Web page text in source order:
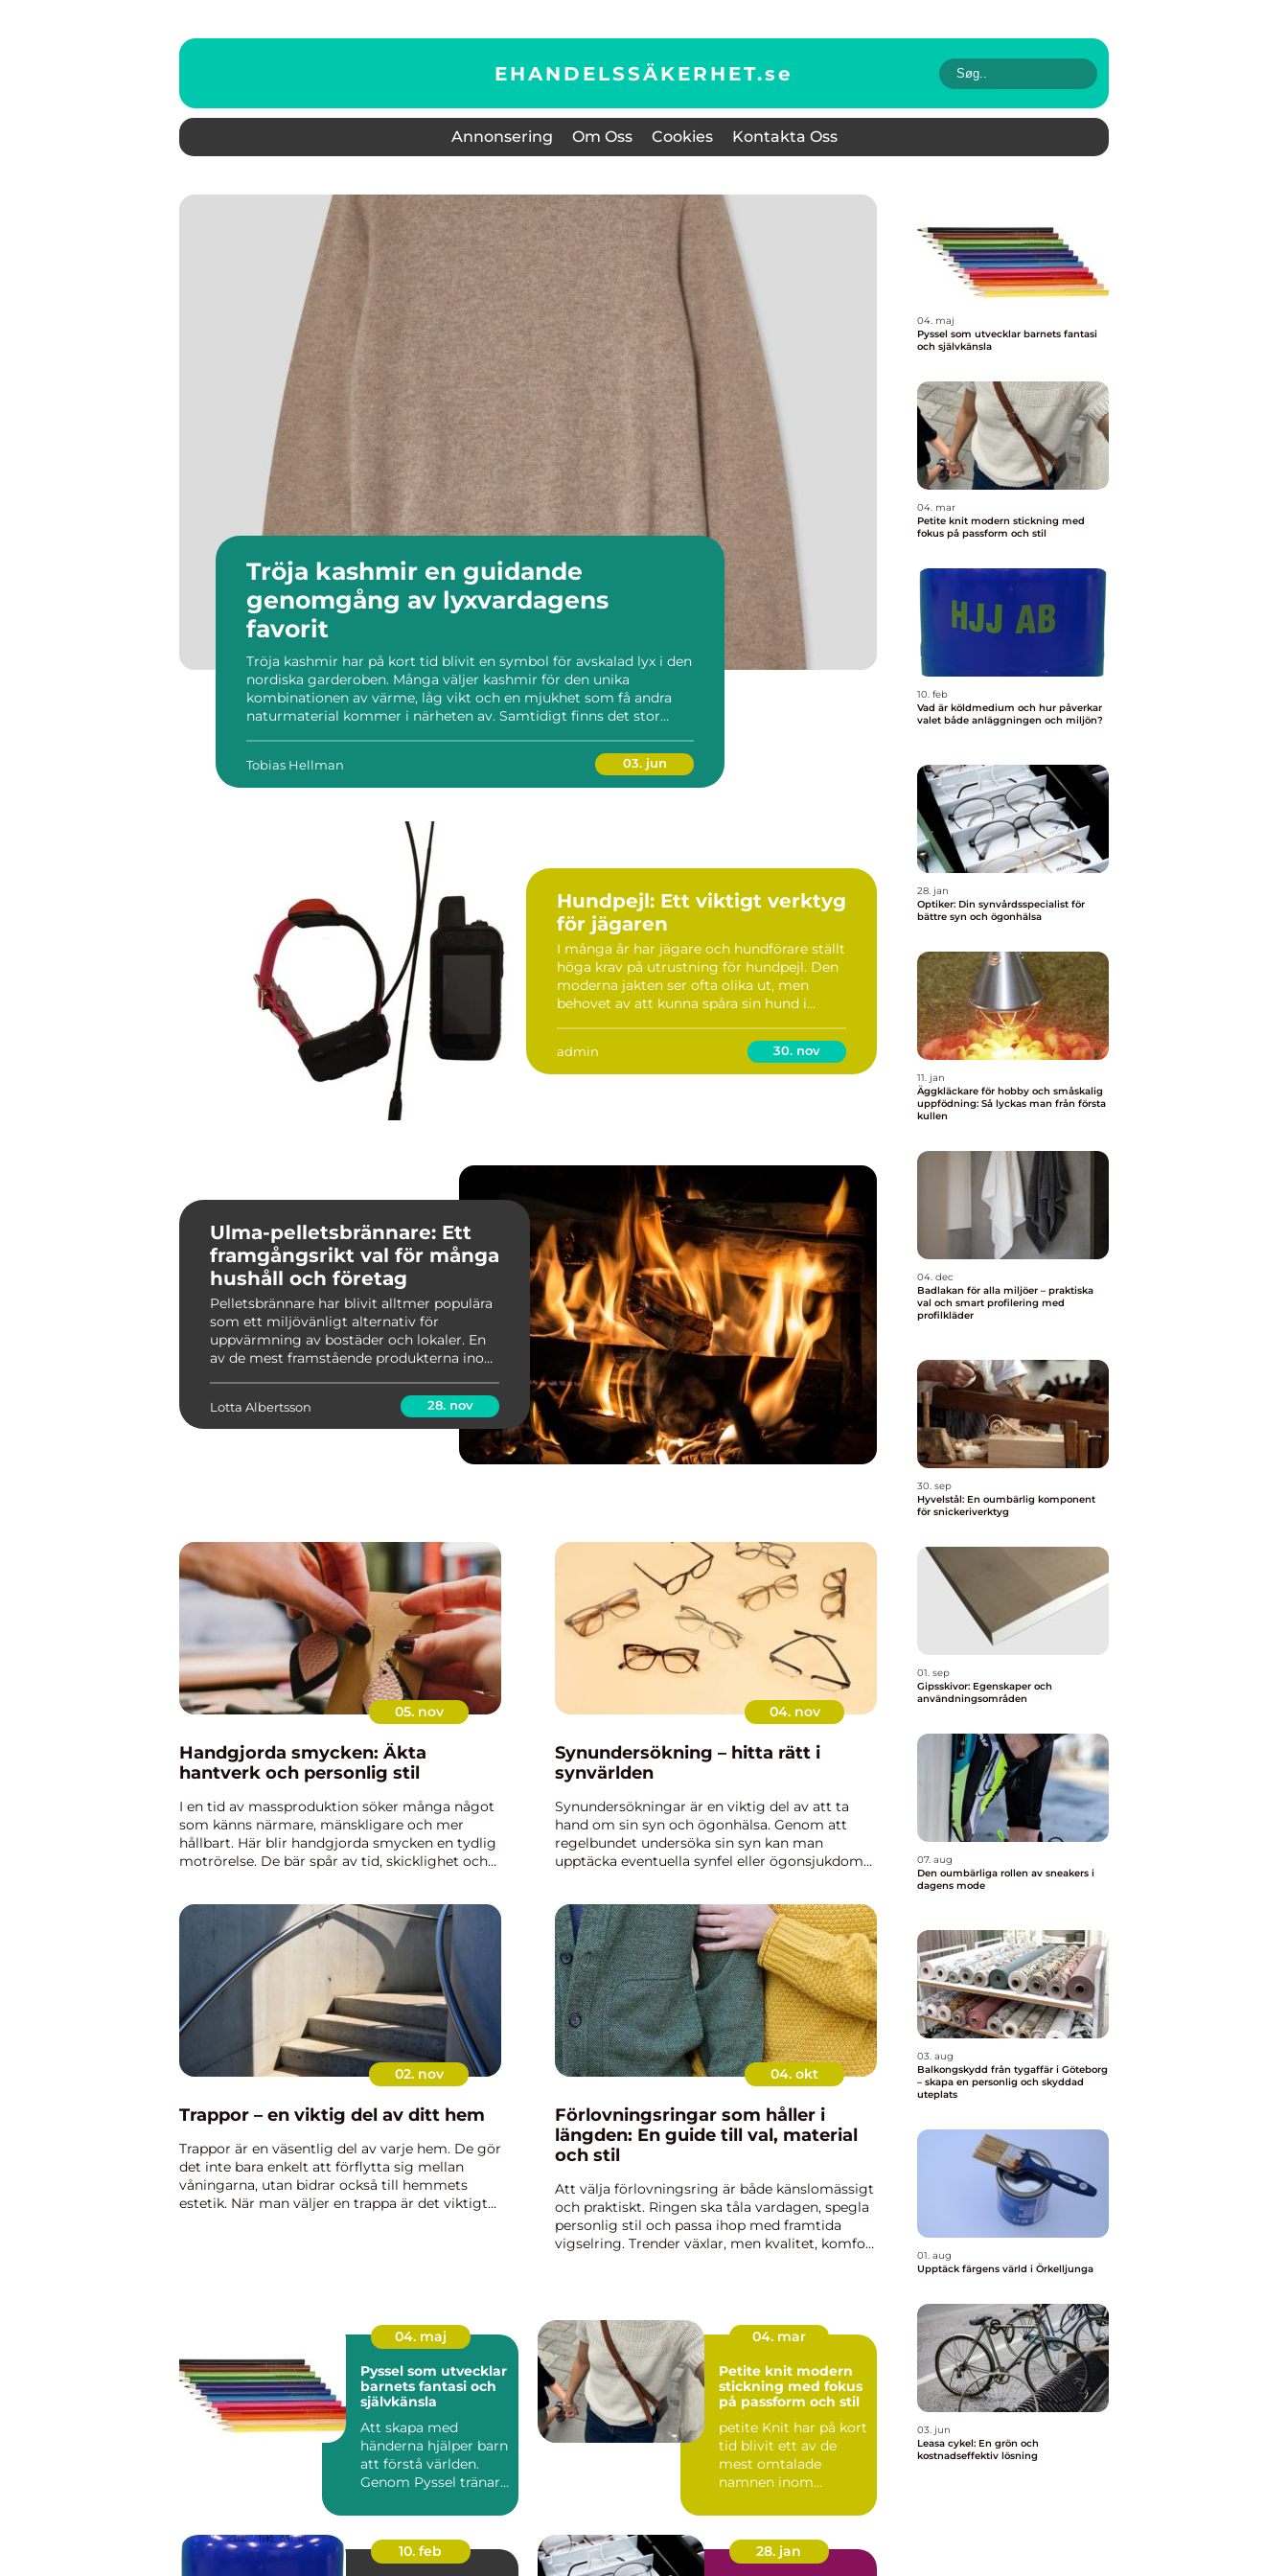
EHANDELSSÄKERHET.se
Annonsering Om Oss Cookies Kontakta Oss
Tröja kashmir en guidande
genomgång av lyxvardagens
favorit
Tröja kashmir har på kort tid blivit en symbol för avskalad lyx i den
nordiska garderoben. Många väljer kashmir för den unika
kombinationen av värme, låg vikt och en mjukhet som få andra
naturmaterial kommer i närheten av. Samtidigt finns det stor
Tobias Hellman 03. jun
Hundpejl: Ett viktigt verktyg
för jägaren
I många år har jägare och hundförare ställt
höga krav på utrustning för hundpejl. Den
moderna jakten ser ofta olika ut, men
behovet av att kunna spåra sin hund i
admin 30. nov
Ulma-pelletsbrännare: Ett
framgångsrikt val för många
hushåll och företag
Pelletsbrännare har blivit alltmer populära
som ett miljövänligt alternativ för
uppvärmning av bostäder och lokaler. En
av de mest framstående produkterna inom
Lotta Albertsson 28. nov
05. nov
Handgjorda smycken: Äkta
hantverk och personlig stil
I en tid av massproduktion söker många något
som känns närmare, mänskligare och mer
hållbart. Här blir handgjorda smycken en tydlig
motrörelse. De bär spår av tid, skicklighet och
04. nov
Synundersökning – hitta rätt i
synvärlden
Synundersökningar är en viktig del av att ta
hand om sin syn och ögonhälsa. Genom att
regelbundet undersöka sin syn kan man
upptäcka eventuella synfel eller ögonsjukdomar
02. nov
Trappor – en viktig del av ditt hem
Trappor är en väsentlig del av varje hem. De gör
det inte bara enkelt att förflytta sig mellan
våningarna, utan bidrar också till hemmets
estetik. När man väljer en trappa är det viktigt
04. okt
Förlovningsringar som håller i
längden: En guide till val, material
och stil
Att välja förlovningsring är både känslomässigt
och praktiskt. Ringen ska tåla vardagen, spegla
personlig stil och passa ihop med framtida
vigselring. Trender växlar, men kvalitet, komfort
04. maj
Pyssel som utvecklar
barnets fantasi och
självkänsla
Att skapa med
händerna hjälper barn
att förstå världen.
Genom Pyssel tränar
finmoto...
04. mar
Petite knit modern
stickning med fokus
på passform och stil
petite Knit har på kort
tid blivit ett av de
mest omtalade
namnen inom
Mönstren sy...
10. feb
28. jan
04. maj
Pyssel som utvecklar barnets fantasi
och självkänsla
04. mar
Petite knit modern stickning med
fokus på passform och stil
10. feb
Vad är köldmedium och hur påverkar
valet både anläggningen och miljön?
28. jan
Optiker: Din synvårdsspecialist för
bättre syn och ögonhälsa
11. jan
Äggkläckare för hobby och småskalig
uppfödning: Så lyckas man från första
kullen
04. dec
Badlakan för alla miljöer – praktiska
val och smart profilering med
profilkläder
30. sep
Hyvelstål: En oumbärlig komponent
för snickeriverktyg
01. sep
Gipsskivor: Egenskaper och
användningsområden
07. aug
Den oumbärliga rollen av sneakers i
dagens mode
03. aug
Balkongskydd från tygaffär i Göteborg
– skapa en personlig och skyddad
uteplats
01. aug
Upptäck färgens värld i Örkelljunga
03. jun
Leasa cykel: En grön och
kostnadseffektiv lösning